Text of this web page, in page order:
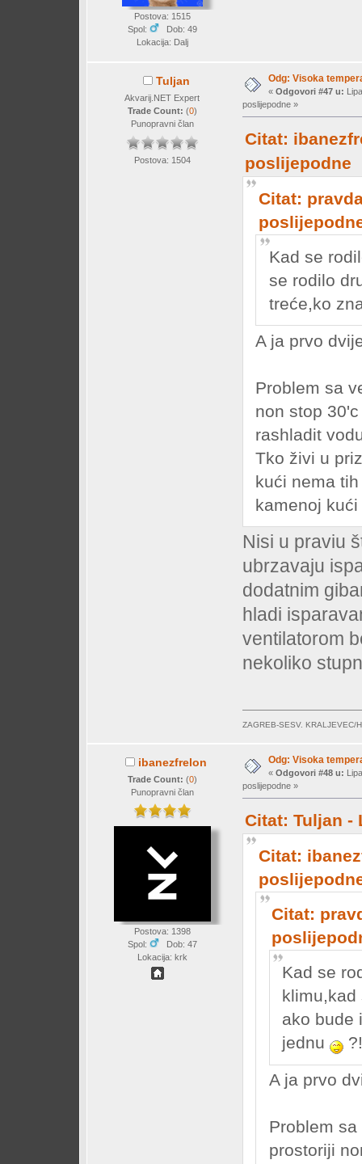
Postova: 1515
Spol:
Dob: 49
Lokacija: Dalj
Tuljan
Akvarij.NET Expert
Trade Count: (0)
Punopravni član
Postova: 1504
Odg: Visoka
« Odgovori #47 u:
poslijepodne »
Citat:
poslijepodne
Citat:
Kad se
se rodilo
treće,ko
A ja prvo
Problem sa
non stop
rashladit
Tko živi u
kući nema
kamenoj
Nisi u praviu
ubrzavaju
dodatnim
hladi
ventilatorom
nekoliko
ZAGREB-SESV. KRALJEVEC/
ibanezfrelon
Trade Count: (0)
Punopravni član
Postova: 1398
Spol:
Dob: 47
Lokacija: krk
Odg: Visoka
« Odgovori #48 u:
poslijepodne »
Citat: Tuljan -
Citat:
Citat:
Kad se
klimu,kad
ako bude
jednu
A ja prvo
Problem
prostoriji